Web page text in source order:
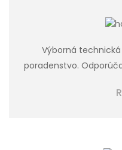
Výborná
poradenstvo.